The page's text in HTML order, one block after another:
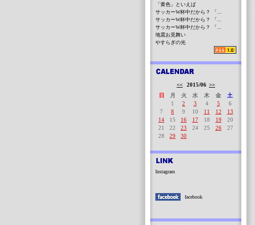
「黄色」といえば
サッカーW杯中だから？ 「...
サッカーW杯中だから？ 「...
サッカーW杯中だから？ 「...
地震お見舞い
やすらぎの光
<< 2015/06 >>
日
月 火 水 木 金
土
1
2 3 4 5
6
7
8 9 10 11 12
13
14
15 16 17 18 19
20
21
22 23 24 25 26
27
28
29 30
Instagram
facebook